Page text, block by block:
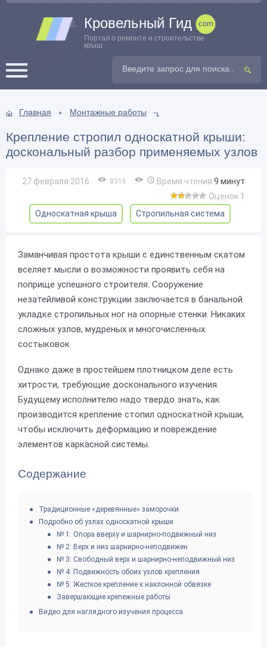
Кровельный Гид
Портал о ремонте и строительстве
крыш
Главная Монтажные работы
Крепление стропил односкатной крыши:
доскональный разбор применяемых узлов
27 февраля 2016 8316 Время чтения 9 минут
Оценок 1
Односкатная крыша
Стропильная система
Заманчивая простота крыши с единственным скатом
вселяет мысли о возможности проявить себя на
поприще успешного строителя. Сооружение
незатейливой конструкции заключается в банальной
укладке стропильных ног на опорные стенки. Никаких
сложных узлов, мудреных и многочисленных
состыковок.
Однако даже в простейшем плотницком деле есть
хитрости, требующие досконального изучения.
Будущему исполнителю надо твердо знать, как
производится крепление стопил односкатной крыши,
чтобы исключить деформацию и повреждение
элементов каркасной системы.
Содержание
Традиционные «деревянные» заморочки
Подробно об узлах односкатной крыши
№ 1: Опора вверху и шарнирно-подвижный низ
№ 2: Верх и низ шарнирно-неподвижен
№ 3: Свободный верх и шарнирно-неподвижный низ
№ 4: Подвижность обоих узлов крепления
№ 5: Жесткое крепление к наклонной обвязке
Завершающие крепежные работы
Видео для наглядного изучения процесса